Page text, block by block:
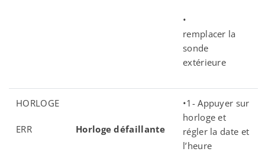
•
remplacer la
sonde
extérieure
HORLOGE
ERR Horloge défaillante
•1- Appuyer sur
horloge et
régler la date et
l’heure